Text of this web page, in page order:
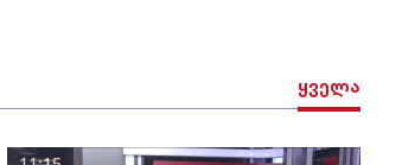
ყველა